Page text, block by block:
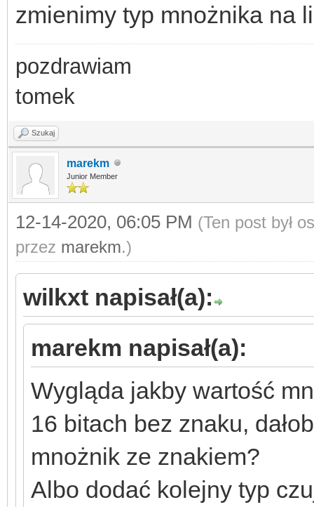
zmienimy typ mnożnika na
pozdrawiam
tomek
Szukaj
marekm
Junior Member
12-14-2020, 06:05 PM (Ten post był
przez marekm.)
wilkxt napisał(a):
marekm napisał(a):
Wygląda jakby wartość
16 bitach bez znaku,
mnożnik ze znakiem?
Albo dodać kolejny typ